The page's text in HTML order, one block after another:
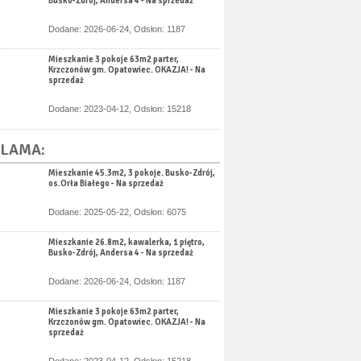
Dodane: 2026-06-24, Odsłon: 1187
Mieszkanie 3 pokoje 63m2 parter,
Krzczonów gm. Opatowiec. OKAZJA! - Na
sprzedaż
Dodane: 2023-04-12, Odsłon: 15218
Mieszkanie 45.3m2, 3 pokoje. Busko-Zdrój,
os.Orła Białego - Na sprzedaż
Dodane: 2025-05-22, Odsłon: 6075
Mieszkanie 26.8m2, kawalerka, 1 piętro,
Busko-Zdrój, Andersa 4 - Na sprzedaż
Dodane: 2026-06-24, Odsłon: 1187
Mieszkanie 3 pokoje 63m2 parter,
Krzczonów gm. Opatowiec. OKAZJA! - Na
sprzedaż